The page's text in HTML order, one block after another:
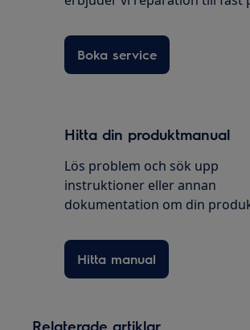
Boka service
Hitta din produktmanual
Lös problem och sök upp
instruktioner eller annan
dokumentation om din
Hitta manual
Relaterade artiklar